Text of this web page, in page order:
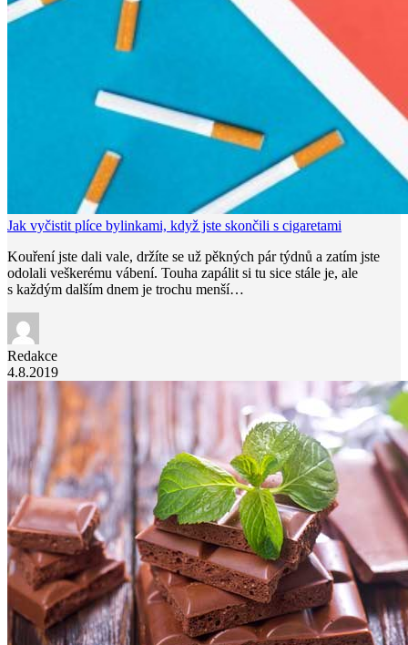
Jak vyčistit plíce bylinkami, když jste skončili s cigaretami
Kouření jste dali vale, držíte se už pěkných pár týdnů a zatím jste
odolali veškerému vábení. Touha zapálit si tu sice stále je, ale
s každým dalším dnem je trochu menší…
Redakce
4.8.2019